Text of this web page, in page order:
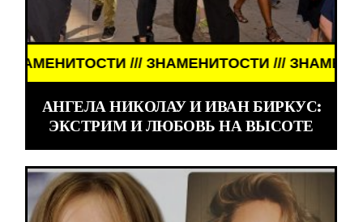
/// ЗНАМЕНИТОСТИ ///
АНГЕЛА НИКОЛАУ И ИВАН БИРКУС:
ЭКСТРИМ И ЛЮБОВЬ НА ВЫСОТЕ